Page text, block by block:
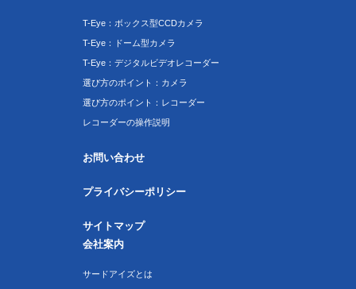
T-Eye：ボックス型CCDカメラ
T-Eye：ドーム型カメラ
T-Eye：デジタルビデオレコーダー
選び方のポイント：カメラ
選び方のポイント：レコーダー
レコーダーの操作説明
お問い合わせ
プライバシーポリシー
サイトマップ
会社案内
サードアイズとは